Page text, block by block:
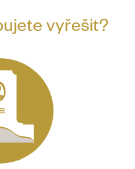
vyřešit?